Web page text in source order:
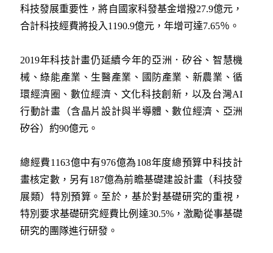
科技發展重要性，將自國家科發基金增撥27.9億元，
合計科技經費將投入1190.9億元，年增可達7.65％。
2019年科技計畫仍延續今年的亞洲．矽谷、智慧機
械、綠能產業、生醫產業、國防產業、新農業、循
環經濟圈、數位經濟、文化科技創新，以及台灣AI
行動計畫（含晶片設計與半導體、數位經濟、亞洲
矽谷）約90億元。
總經費1163億中有976億為108年度總預算中科技計
畫核定數，另有187億為前瞻基礎建設計畫（科技發
展類）特別預算。至於，基於對基礎研究的重視，
特別要求基礎研究經費比例達30.5%，激勵從事基礎
研究的團隊進行研發。